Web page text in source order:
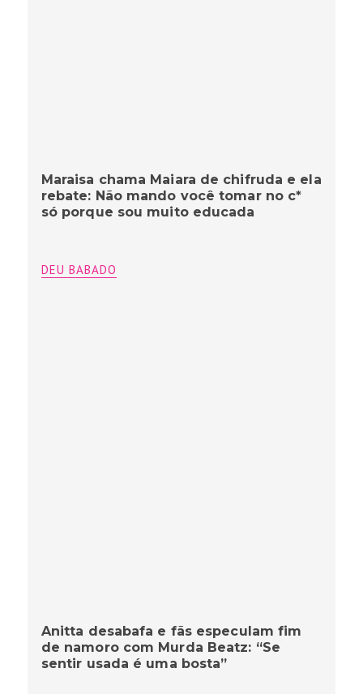
Maraisa chama Maiara de chifruda e ela
rebate: Não mando você tomar no c*
só porque sou muito educada
DEU BABADO
Anitta desabafa e fãs especulam fim
de namoro com Murda Beatz: “Se
sentir usada é uma bosta”